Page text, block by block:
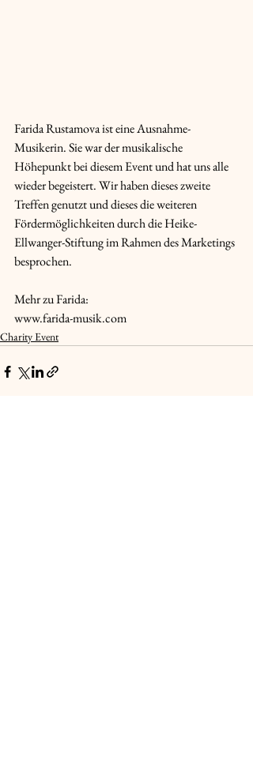
Farida Rustamova ist eine Ausnahme-
Musikerin. Sie war der musikalische
Höhepunkt bei diesem Event und hat uns alle
wieder begeistert. Wir haben dieses zweite
Treffen genutzt und dieses die weiteren
Fördermöglichkeiten durch die Heike-
Ellwanger-Stiftung im Rahmen des Marketings
besprochen.
Mehr zu Farida:
www.farida-musik.com
Charity Event